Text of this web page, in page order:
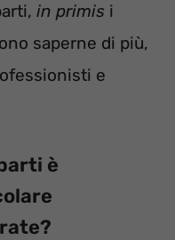
in primis i
saperne di più,
e
è